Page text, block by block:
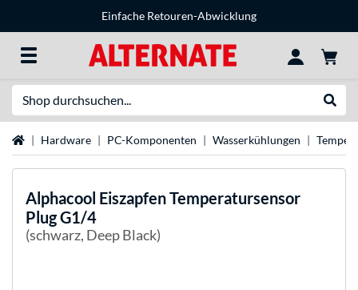
Einfache Retouren-Abwicklung
StartseiteHardware PC-Komponenten Wasserkühlungen
Alphacool Eiszapfen Temperatursensor
Plug G1/4
(schwarz, Deep Black)